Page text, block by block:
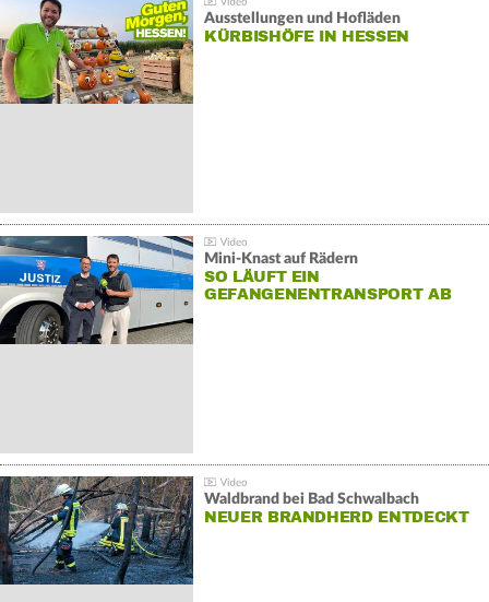
Ausstellungen und Hofläden
KÜRBISHÖFE IN HESSEN
Mini-Knast auf Rädern
SO LÄUFT EIN
GEFANGENENTRANSPORT AB
Waldbrand bei Bad Schwalbach
NEUER BRANDHERD ENTDECKT